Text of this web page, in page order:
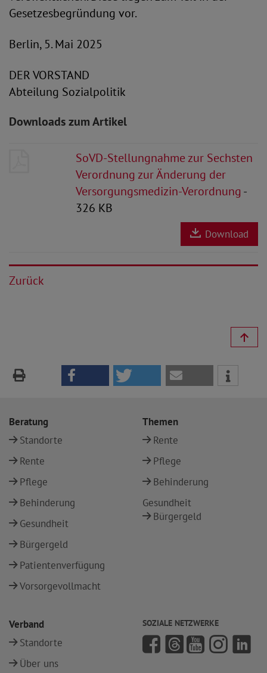
Gesetzesbegründung vor.
Berlin, 5. Mai 2025
DER VORSTAND
Abteilung Sozialpolitik
Downloads zum Artikel
SoVD-Stellungnahme zur Sechsten
Verordnung zur Änderung der
Versorgungsmedizin-Verordnung-
326 KB
Download
Zurück
Beratung
Standorte
Rente
Pflege
Behinderung
Gesundheit
Bürgergeld
Patientenverfügung
Vorsorgevollmacht
Themen
Rente
Pflege
Behinderung
Gesundheit
Bürgergeld
Verband
Standorte
Über uns
SOZIALE NETZWERKE